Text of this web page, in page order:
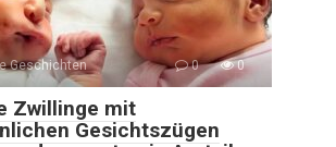
Geschichten 0 0
Zwillinge mit
Gesichtszügen